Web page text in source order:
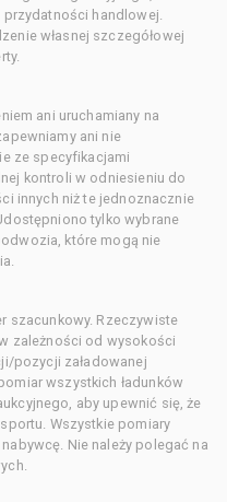
handlowej.
własnej szczegółowej
ani uruchamiany na
ani nie
ze specyfikacjami
kontroli w odniesieniu do
innych niż te jednoznacznie
tylko wybrane
które mogą nie
szacunkowy. Rzeczywiste
zależności od wysokości
pozycji załadowanej
wszystkich ładunków
aby upewnić się, że
Wszystkie pomiary
Nie należy polegać na